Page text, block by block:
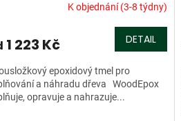
K objednání (3-8 týdny)
1 223 Kč DETAIL
epoxidový tmel pro
a náhradu dřeva WoodEpox
opravuje a nahrazuje...